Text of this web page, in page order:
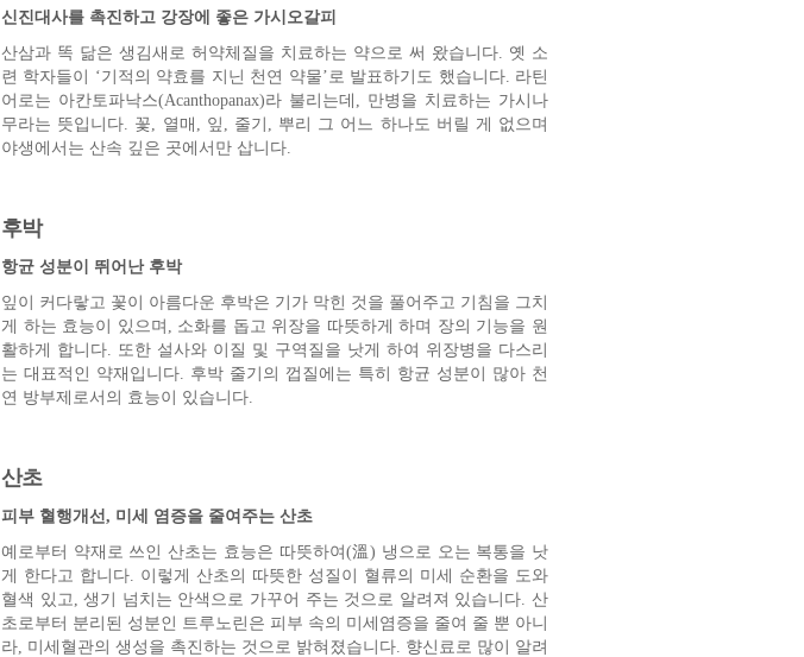
신진대사를 촉진하고 강장에 좋은 가시오갈피
산삼과 똑 닮은 생김새로 허약체질을 치료하는 약으로 써 왔습니다. 옛 소
련 학자들이 ‘기적의 약효를 지닌 천연 약물’로 발표하기도 했습니다. 라틴
어로는 아칸토파낙스(Acanthopanax)라 불리는데, 만병을 치료하는 가시나
무라는 뜻입니다. 꽃, 열매, 잎, 줄기, 뿌리 그 어느 하나도 버릴 게 없으며
야생에서는 산속 깊은 곳에서만 삽니다.
후박
항균 성분이 뛰어난 후박
잎이 커다랗고 꽃이 아름다운 후박은 기가 막힌 것을 풀어주고 기침을 그치
게 하는 효능이 있으며, 소화를 돕고 위장을 따뜻하게 하며 장의 기능을 원
활하게 합니다. 또한 설사와 이질 및 구역질을 낫게 하여 위장병을 다스리
는 대표적인 약재입니다. 후박 줄기의 껍질에는 특히 항균 성분이 많아 천
연 방부제로서의 효능이 있습니다.
산초
피부 혈행개선, 미세 염증을 줄여주는 산초
예로부터 약재로 쓰인 산초는 효능은 따뜻하여(溫) 냉으로 오는 복통을 낫
게 한다고 합니다. 이렇게 산초의 따뜻한 성질이 혈류의 미세 순환을 도와
혈색 있고, 생기 넘치는 안색으로 가꾸어 주는 것으로 알려져 있습니다. 산
초로부터 분리된 성분인 트루노린은 피부 속의 미세염증을 줄여 줄 뿐 아니
라, 미세혈관의 생성을 촉진하는 것으로 밝혀졌습니다. 향신료로 많이 알려